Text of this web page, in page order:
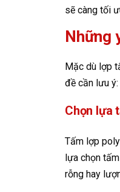
sẽ càng tối
Những
Mặc dù lợp
đề cần lưu ý:
Chọn lựa
Tấm lợp
lựa chọn
rỗng hay